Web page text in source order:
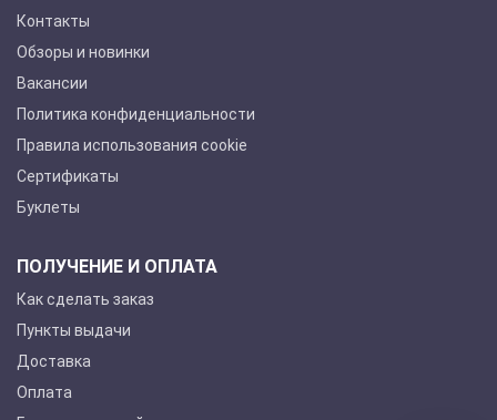
Контакты
Обзоры и новинки
Вакансии
Политика конфиденциальности
Правила использования cookie
Сертификаты
Буклеты
ПОЛУЧЕНИЕ И ОПЛАТА
Как сделать заказ
Пункты выдачи
Доставка
Оплата